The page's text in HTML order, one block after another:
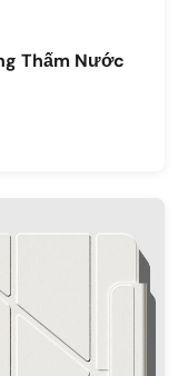
Thấm Nước